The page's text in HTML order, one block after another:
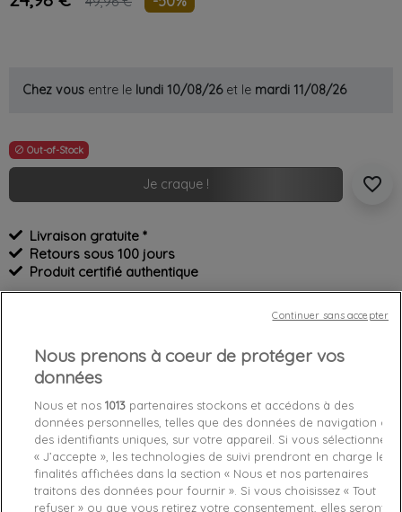
Chez vous entre le lundi 10/08/26et le mardi 11/08/26
 Out-of-Stock
Je craque ! favorite_border
Livraison gratuite *
Retours sous 100 jours
Produit certifié authentique
Caractéristiques produit
Détails du produit
Référence EE7486 35
Fiche technique
Couleur Noir
Nous prenons à coeur de protéger vos
données
Nous et nos1013 partenaires stockons et accédons à des
données personnelles, telles que des données de navigation ou
des identifiants uniques, sur votre appareil. Si vous sélectionnez
« J’accepte », les technologies de suivi prendront en charge les
finalités affichées dans la section « Nous et nos partenaires
traitons des données pour fournir ». Si vous choisissez « Tout
refuser » ou que vous retirez votre consentement, elles seront
Continuer sans accepter